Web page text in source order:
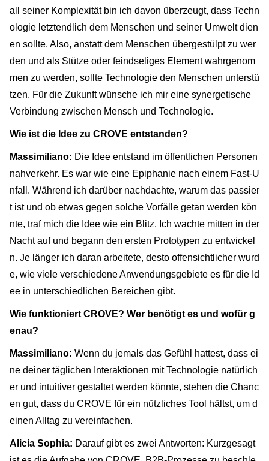
all seiner Komplexität bin ich davon überzeugt, dass Techn
ologie letztendlich dem Menschen und seiner Umwelt dien
en sollte. Also, anstatt dem Menschen übergestülpt zu wer
den und als Stütze oder feindseliges Element wahrgenom
men zu werden, sollte Technologie den Menschen unterstü
tzen. Für die Zukunft wünsche ich mir eine synergetische
Verbindung zwischen Mensch und Technologie.
Wie ist die Idee zu CROVE entstanden?
Massimiliano: Die Idee entstand im öffentlichen Personen
nahverkehr. Es war wie eine Epiphanie nach einem Fast-U
nfall. Während ich darüber nachdachte, warum das passier
t ist und ob etwas gegen solche Vorfälle getan werden kön
nte, traf mich die Idee wie ein Blitz. Ich wachte mitten in der
Nacht auf und begann den ersten Prototypen zu entwickel
n. Je länger ich daran arbeitete, desto offensichtlicher wurd
e, wie viele verschiedene Anwendungsgebiete es für die Id
ee in unterschiedlichen Bereichen gibt.
Wie funktioniert CROVE? Wer benötigt es und wofür g
enau?
Massimiliano: Wenn du jemals das Gefühl hattest, dass ei
ne deiner täglichen Interaktionen mit Technologie natürlich
er und intuitiver gestaltet werden könnte, stehen die Chanc
en gut, dass du CROVE für ein nützliches Tool hältst, um d
einen Alltag zu vereinfachen.
Alicia Sophia: Darauf gibt es zwei Antworten: Kurzgesagt